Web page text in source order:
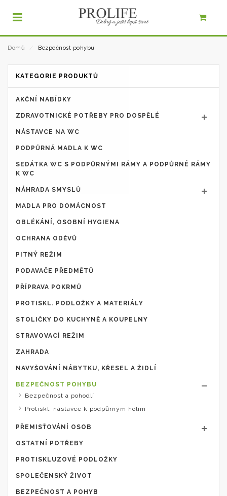
Domů Bezpečnost pohybu
KATEGORIE PRODUKTŮ
AKČNÍ NABÍDKY
ZDRAVOTNICKÉ POTŘEBY PRO DOSPĚLÉ
NÁSTAVCE NA WC
PODPŮRNÁ MADLA K WC
SEDÁTKA WC S PODPŮRNÝMI RÁMY A PODPŮRNÉ RÁMY
K WC
NÁHRADA SMYSLŮ
MADLA PRO DOMÁCNOST
OBLÉKÁNÍ, OSOBNÍ HYGIENA
OCHRANA ODĚVŮ
PITNÝ REŽIM
PODAVAČE PŘEDMĚTŮ
PŘÍPRAVA POKRMŮ
PROTISKL. PODLOŽKY A MATERIÁLY
STOLIČKY DO KUCHYNĚ A KOUPELNY
STRAVOVACÍ REŽIM
ZAHRADA
NAVYŠOVÁNÍ NÁBYTKU, KŘESEL A ŽIDLÍ
BEZPEČNOST POHYBU
Bezpečnost a pohodlí
Protiskl. nástavce k podpůrným holím
PŘEMISŤOVÁNÍ OSOB
OSTATNÍ POTŘEBY
PROTISKLUZOVÉ PODLOŽKY
SPOLEČENSKÝ ŽIVOT
BEZPEČNOST A POHYB